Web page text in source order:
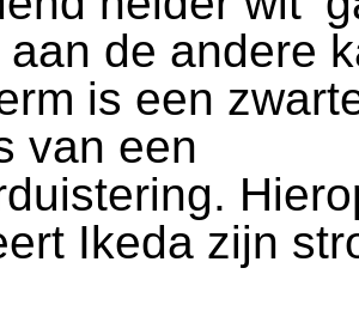
aan de andere
is een
van een
Ikeda zijn